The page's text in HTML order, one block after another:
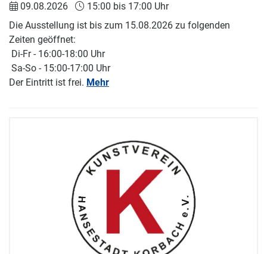
09.08.2026
15:00 bis 17:00 Uhr
Die Ausstellung ist bis zum 15.08.2026 zu folgenden
Zeiten geöffnet:
Di-Fr - 16:00-18:00 Uhr
Sa-So - 15:00-17:00 Uhr
Der Eintritt ist frei. Mehr